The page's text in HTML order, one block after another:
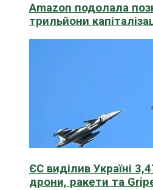
Amazon подолала
трильйони
ЄС виділив Україні
дрони, ракети та